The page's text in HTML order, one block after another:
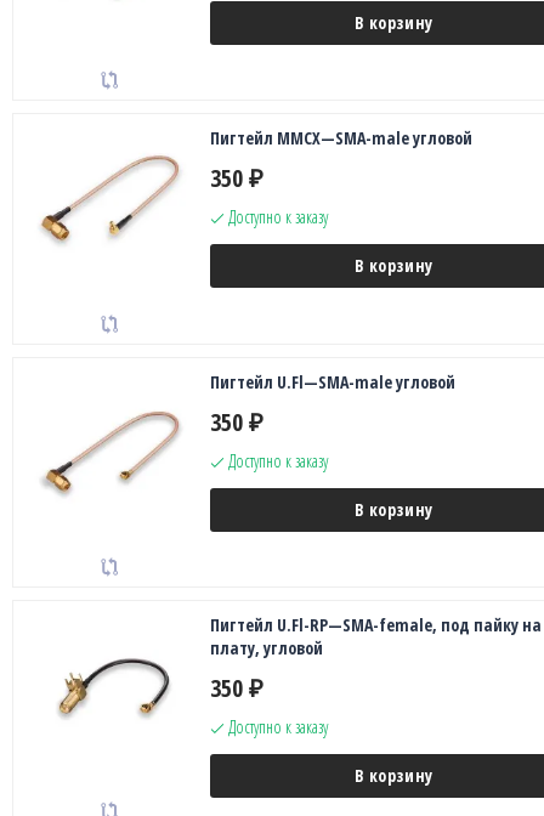
В корзину
Пигтейл MMCX—SMA-male угловой
350 ₽
Доступно к заказу
В корзину
Пигтейл U.Fl—SMA-male угловой
350 ₽
Доступно к заказу
В корзину
Пигтейл U.Fl-RP—SMA-female, под пайку на
плату, угловой
350 ₽
Доступно к заказу
В корзину